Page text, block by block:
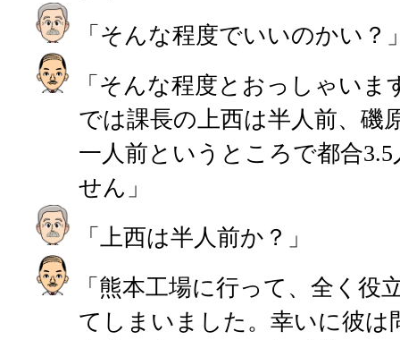
「そんな程度でいいのかい？
「そんな程度とおっしゃいま
では課長の上西は半人前、磯
一人前というところで都合
せん」
「上西は半人前か？」
「熊本工場に行って、全く役
てしまいました。幸いに彼は